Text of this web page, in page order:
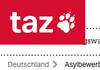
 taz
Deutschland